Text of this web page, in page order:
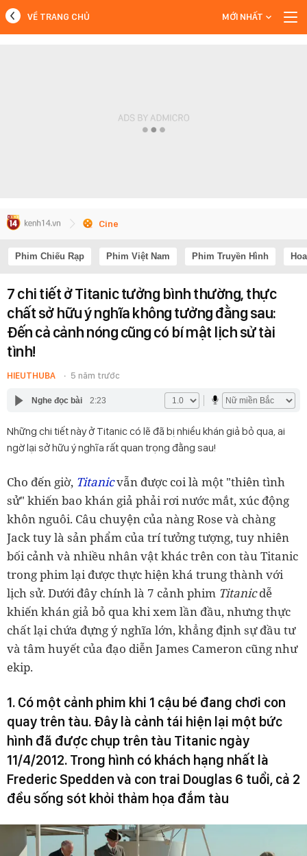
VỀ TRANG CHỦ MỚI NHẤT
Cine
Phim Chiếu Rạp Phim Việt Nam Phim Truyền Hình
7 chi tiết ở Titanic tưởng bình thường, thực
chất sở hữu ý nghĩa không tưởng đằng sau:
Đến cả cảnh nóng cũng có bí mật lịch sử tài
tình!
HIEUTHUBA 5 năm trước
Nghe đọc bài 2:23
Những chi tiết này ở Titanic có lẽ đã bị nhiều khán giả bỏ qua, ai
ngờ lại sở hữu ý nghĩa rất quan trọng đằng sau!
Cho đến giờ, Titanicvẫn được coi là một "thiên tình
sử" khiến bao khán giả phải rơi nước mắt, xúc động
khôn nguôi. Câu chuyện của nàng Rose và chàng
Jack tuy là sản phẩm của trí tưởng tượng, tuy nhiên
bối cảnh và nhiều nhân vật khác trên con tàu Titanic
trong phim lại được thực hiện khá trung thành với
lịch sử. Dưới đây chính là 7 cảnh phim Titanicdễ
khiến khán giả bỏ qua khi xem lần đầu, nhưng thực
chất lại chứa đựng ý nghĩa lớn, khẳng định sự đầu tư
và tâm huyết của đạo diễn James Cameron cũng như
ekip.
1. Có một cảnh phim khi 1 cậu bé đang chơi con
quay trên tàu. Đây là cảnh tái hiện lại một bức
hình đã được chụp trên tàu Titanic ngày
11/4/2012. Trong hình có khách hạng nhất là
Frederic Spedden và con trai Douglas 6 tuổi, cả 2
đều sống sót khỏi thảm họa đắm tàu